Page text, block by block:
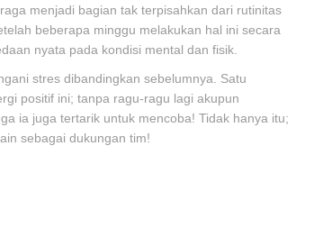
menjadi bagian tak terpisahkan dari rutinitas
beberapa minggu melakukan hal ini secara
nyata pada kondisi mental dan fisik.
stres dibandingkan sebelumnya. Satu
positif ini; tanpa ragu-ragu lagi akupun
ia juga tertarik untuk mencoba! Tidak hanya itu;
sebagai dukungan tim!